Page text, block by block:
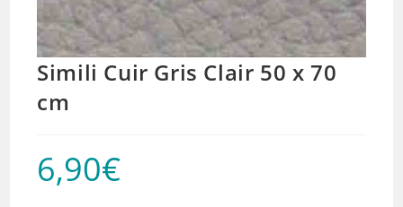
Simili Cuir Gris Clair 50 x 70
cm
6,90€